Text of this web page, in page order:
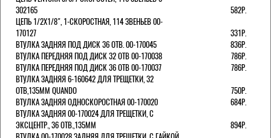
302165
582Р.
ЦЕПЬ 1/2Х1/8", 1-СКОРОСТНАЯ, 114 ЗВЕНЬЕВ 00-
170127
331Р.
ВТУЛКА ЗАДНЯЯ ПОД ДИСК 36 ОТВ. 00-170045
836Р.
ВТУЛКА ПЕРЕДНЯЯ ПОД ДИСК 32 ОТВ 00-170038
786Р.
ВТУЛКА ПЕРЕДНЯЯ ПОД ДИСК 36 ОТВ 00-170037
786Р.
ВТУЛКА ЗАДНЯЯ 6-160642 ДЛЯ ТРЕЩЕТКИ, 32
ОТВ,135ММ QUANDO
750Р.
ВТУЛКА ЗАДНЯЯ ОДНОСКОРОСТНАЯ 00-170020
684Р.
ВТУЛКА ЗАДНЯЯ 00-170024 ДЛЯ ТРЕЩЕТКИ, С
ЭКСЦЕНТР., 36 ОТВ.,135ММ
894Р.